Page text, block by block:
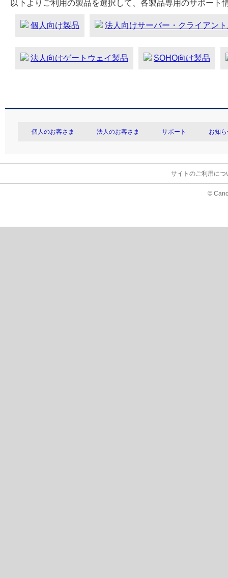
以下よりご利用の製品を選択して、各製品専用のサポート
個人向け製品 法人向けサーバー・クライアン
法人向けゲートウェイ製品 SOHO向け製品
個人のお客さま 法人のお客さま サポート お知
サイトのご利用につ
©